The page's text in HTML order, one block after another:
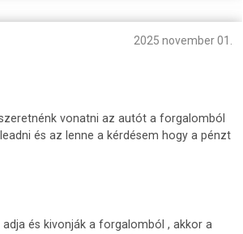
2025 november 01.
vonatni az autót a forgalomból
és az lenne a kérdésem hogy a pénzt
és kivonják a forgalomból , akkor a